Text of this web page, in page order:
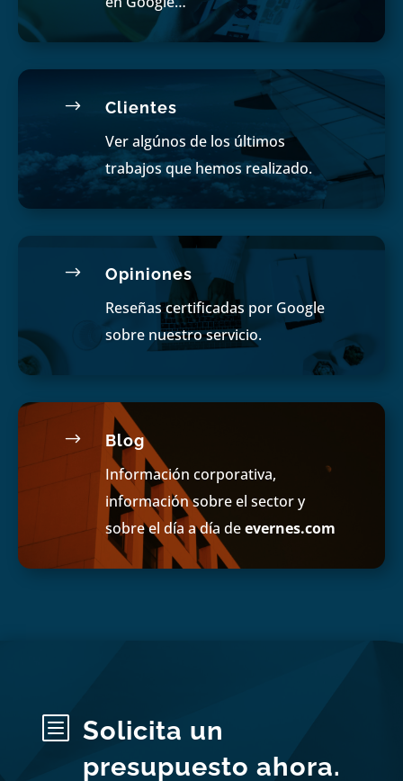
$ Clientes
Ver algúnos de los últimos
trabajos que hemos realizado.
$ Opiniones
Reseñas certificadas por Google
sobre nuestro servicio.
$ Blog
Información corporativa,
información sobre el sector y
sobre el día a día deevernes.com
b
Solicita un
presupuesto ahora.